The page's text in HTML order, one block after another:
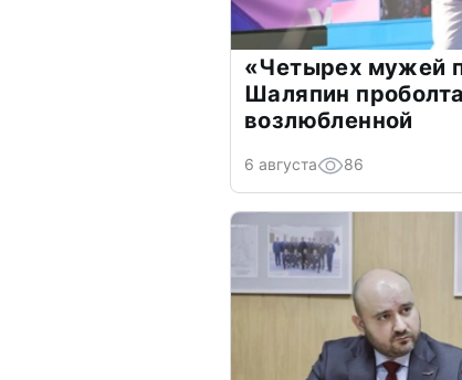
«Четырех мужей
Шаляпин
возлюбленной
6 августа 86